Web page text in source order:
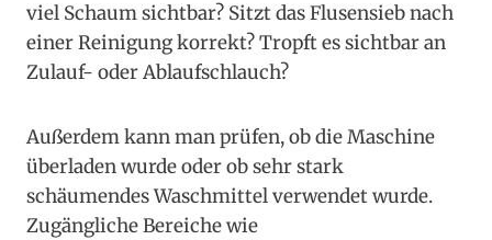
viel Schaum sichtbar? Sitzt das Flusensieb nach
einer Reinigung korrekt? Tropft es sichtbar an
Zulauf- oder Ablaufschlauch?
Außerdem kann man prüfen, ob die Maschine
überladen wurde oder ob sehr stark
schäumendes Waschmittel verwendet wurde.
Zugängliche Bereiche wie